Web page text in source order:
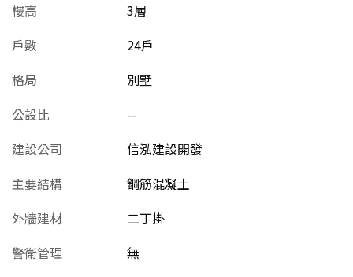
樓高
3層
戶數
24戶
格局
別墅
公設比
--
建設公司
信泓建設開發
主要結構
鋼筋混凝土
外牆建材
二丁掛
警衛管理
無